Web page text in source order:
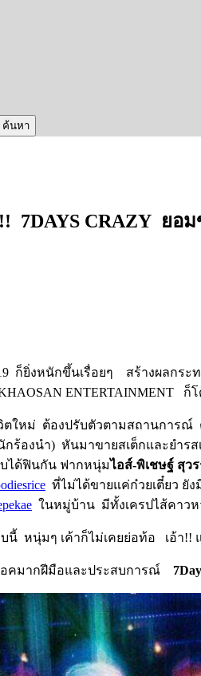
7DAYS CRAZY ยอ
ก็ยิ่งหนักขึ้นเรื่อยๆ สร้างผลกร
ENTERTAINMENT
ตใหม่ ต้องปรับตัวตามสถานการ
ร้องนำ) หันมาขายสเต็กและยำรส
บได้ฟินกัน ฟากหนุ่มไอส์-พิเชษฐ์ สุว
ที่ไม่ได้ขายแค่ก๋วยเตี๋ยว ยั
ในหมู่บ้าน มีทั้งเครปไส้คาว
นี้ หนุ่มๆ เค้าก็ไม่เคยย่อท้อ เอ้า!!
อคมากฝีมือและประสบการณ์